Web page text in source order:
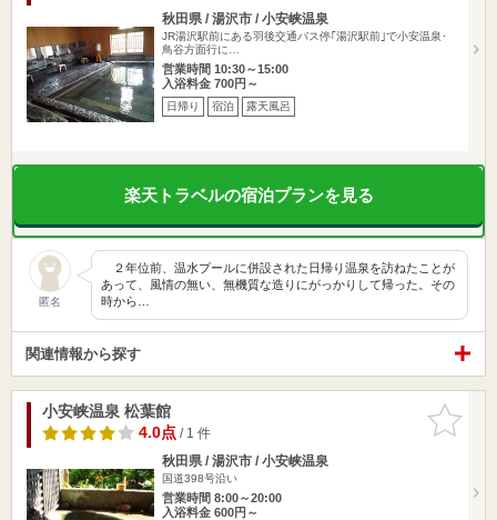
秋田県 / 湯沢市 / 小安峡温泉
JR湯沢駅前にある羽後交通バス停｢湯沢駅前｣で小安温泉･
鳥谷方面行に…
営業時間 10:30～15:00
入浴料金 700円～
日帰り 宿泊 露天風呂
楽天トラベルの宿泊プランを見る
匿名
２年位前、温水プールに併設された日帰り温泉を訪ねたことが
あって、風情の無い、無機質な造りにがっかりして帰った。その
時から…
関連情報から探す
お気に入
りに追加
小安峡温泉 松葉館
4.0点/ 1 件
秋田県 / 湯沢市 / 小安峡温泉
国道398号沿い
営業時間 8:00～20:00
入浴料金 600円～